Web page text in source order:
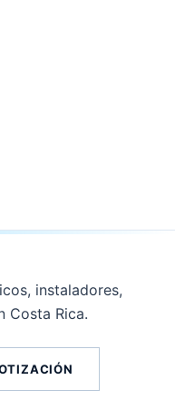
instaladores,
Costa Rica.